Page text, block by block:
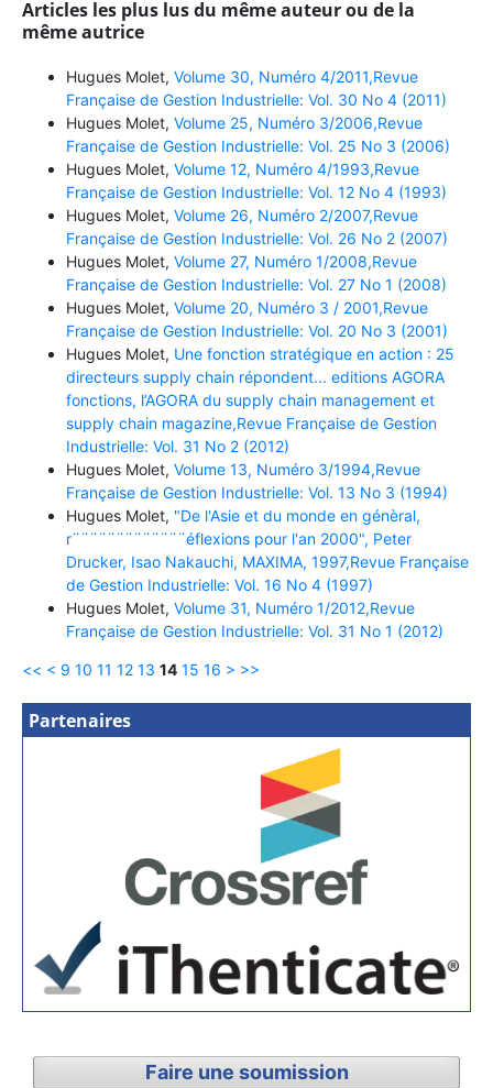
Articles les plus lus du même auteur ou de la
même autrice
Hugues Molet, Volume 30, Numéro 4/2011,Revue
Française de Gestion Industrielle: Vol. 30 No 4 (2011)
Hugues Molet, Volume 25, Numéro 3/2006,Revue
Française de Gestion Industrielle: Vol. 25 No 3 (2006)
Hugues Molet, Volume 12, Numéro 4/1993,Revue
Française de Gestion Industrielle: Vol. 12 No 4 (1993)
Hugues Molet, Volume 26, Numéro 2/2007,Revue
Française de Gestion Industrielle: Vol. 26 No 2 (2007)
Hugues Molet, Volume 27, Numéro 1/2008,Revue
Française de Gestion Industrielle: Vol. 27 No 1 (2008)
Hugues Molet, Volume 20, Numéro 3 / 2001,Revue
Française de Gestion Industrielle: Vol. 20 No 3 (2001)
Hugues Molet, Une fonction stratégique en action : 25
directeurs supply chain répondent... editions AGORA
fonctions, l’AGORA du supply chain management et
supply chain magazine,Revue Française de Gestion
Industrielle: Vol. 31 No 2 (2012)
Hugues Molet, Volume 13, Numéro 3/1994,Revue
Française de Gestion Industrielle: Vol. 13 No 3 (1994)
Hugues Molet, "De l'Asie et du monde en génèral,
r¨¨¨¨¨¨¨¨¨¨¨¨¨éflexions pour l'an 2000", Peter
Drucker, Isao Nakauchi, MAXIMA, 1997,Revue Française
de Gestion Industrielle: Vol. 16 No 4 (1997)
Hugues Molet, Volume 31, Numéro 1/2012,Revue
Française de Gestion Industrielle: Vol. 31 No 1 (2012)
<< < 9 10 11 12 13 14 15 16 > >>
Partenaires
Faire une soumission